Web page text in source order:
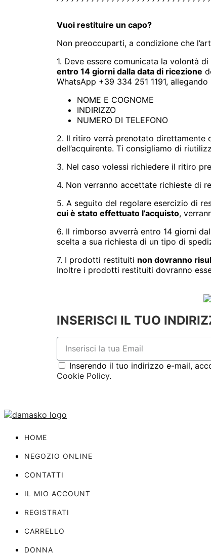
Vuoi restituire un capo?
Non preoccuparti, a condizione che
1. Deve essere comunicata la volontà di
entro 14 giorni dalla data di ricezione
WhatsApp +39 334 251 1191,
NOME E COGNOME
INDIRIZZO
NUMERO DI TELEFONO
2. Il ritiro verrà prenotato direttamente
dell’acquirente. Ti consigliamo di
3. Nel caso volessi richiedere il ritiro
4. Non verranno accettate richieste di
5. A seguito del regolare esercizio di
cui è stato effettuato l’acquisto,
6. Il rimborso avverrà entro 14 giorni
scelta a sua richiesta di un tipo di
7. I prodotti restituiti non dovranno
Inoltre i prodotti restituiti dovranno
INSERISCI IL TUO
Inserendo il tuo indirizzo e-mail,
Cookie Policy.
HOME
NEGOZIO ONLINE
CONTATTI
IL MIO ACCOUNT
REGISTRATI
CARRELLO
DONNA